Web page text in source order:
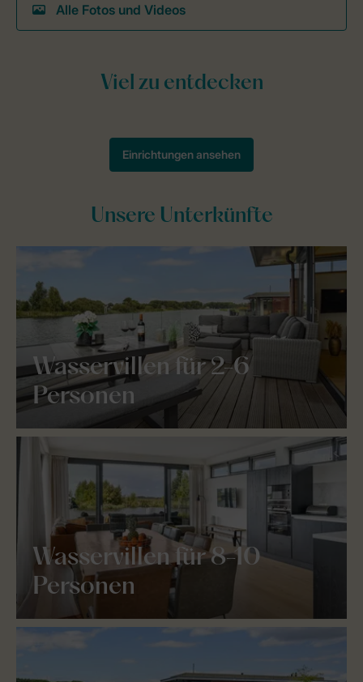
Alle Fotos und Videos
Unsere Unterkünfte
Wasservillen für 2-6
Personen
Wasservillen für 8-10
Personen